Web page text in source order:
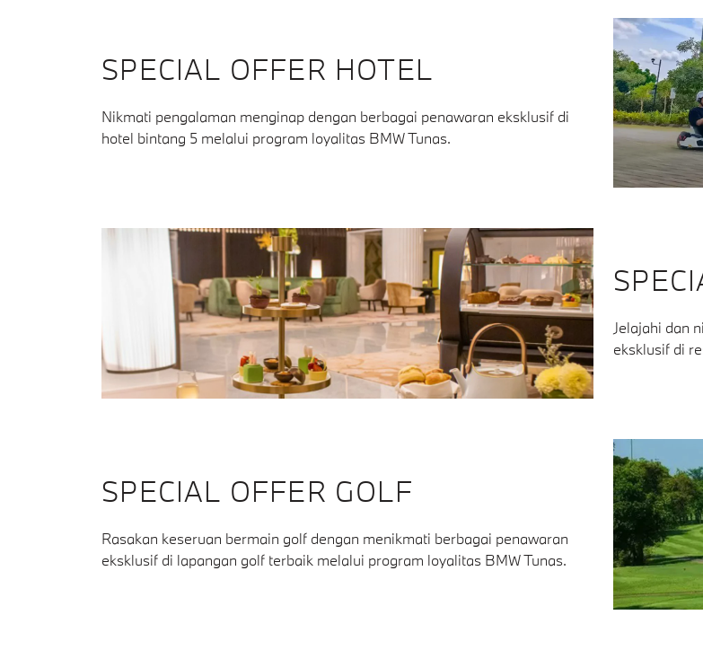
SPECIAL OFFER HOTEL
Nikmati pengalaman menginap dengan berbagai penawaran eksklusif di
hotel bintang 5 melalui program loyalitas BMW Tunas.
Jelajahi dan
eksklusif di
SPECIAL OFFER GOLF
Rasakan keseruan bermain golf dengan menikmati berbagai penawaran
eksklusif di lapangan golf terbaik melalui program loyalitas BMW Tunas.